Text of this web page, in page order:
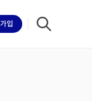
가입